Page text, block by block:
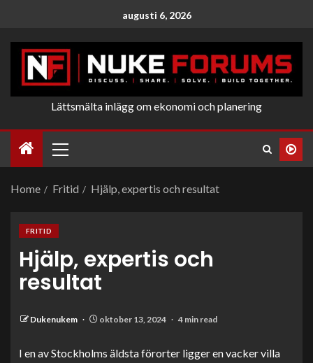
augusti 6, 2026
Lättsmälta inlägg om ekonomi och planering
Home Fritid Hjälp, expertis och resultat
FRITID
Hjälp, expertis och
resultat
Dukenukem oktober 13, 2024 4 min read
I en av Stockholms äldsta förorter ligger en vacker villa